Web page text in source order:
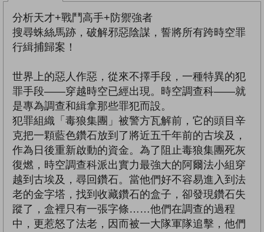
分析天才+戰鬥高手+防禦強者
搜尋蛛絲馬跡，破解邪惡陰謀，誓將所有跨時空罪
行緝捕歸案！
世界上的惡人作惡，從來不擇手段，一種特異的犯
罪手段——穿越時空已經出現。時空調查科――就
是專為調查和緝拿那些罪犯而設。
犯罪組織「毒狼集團」被警方瓦解前，它的頭目辛
克把一顆藍色鑽石放到了將近五千年前的古埃及，
作為日後重新啟動的資金。為了阻止毒狼集團死灰
復燃，時空調查科派出實力最強大的阿爾法小組穿
越到古埃及，尋回鑽石。當他們好不容易進入到法
老的金字塔，找到收藏鑽石的盒子，卻發現鑽石失
蹤了，盒裡只有一張字條……他們在調查的過程
中，更惹怒了法老，因而被一大隊軍隊追擊，他們